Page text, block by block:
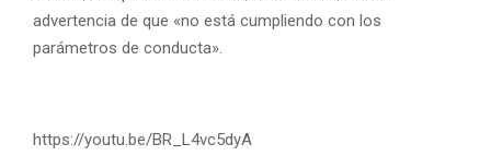
advertencia de que «no está cumpliendo con los
parámetros de conducta».
https://youtu.be/BR_L4vc5dyA